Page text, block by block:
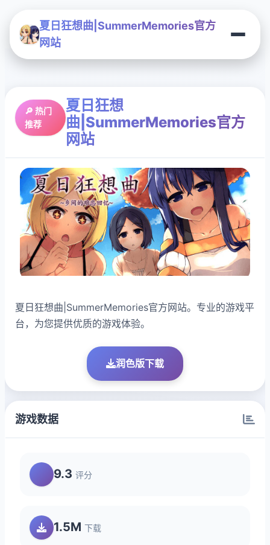
夏日狂想曲|SummerMemories官方
网站
🔎 热门
推荐
夏日狂想
曲|SummerMemories官方
网站
夏日狂想曲|SummerMemories官方网站。专业的游戏平
台，为您提供优质的游戏体验。
润色版下载
游戏数据
9.3 评分
1.5M 下载